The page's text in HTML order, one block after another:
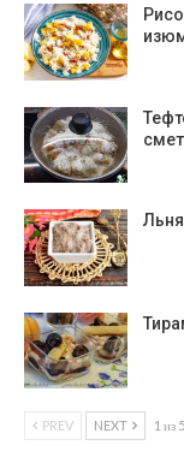
PREV NEXT 1 из